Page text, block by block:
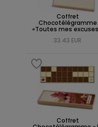
Coffret
Chocotélégramme
«Toutes mes
33.43 EUR
Coffret